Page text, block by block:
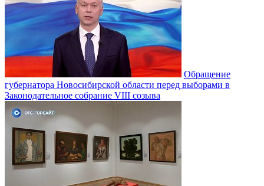
Обращение
губернатора Новосибирской области перед выборами в
Законодательное собрание VIII созыва